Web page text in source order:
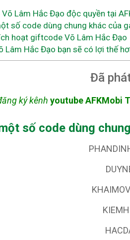
Lâm Hắc Đạo độc quyền tại
số code dùng chung khác của
hoạt giftcode Võ Lâm Hắc Đạo
Lâm Hắc Đạo bạn sẽ có lợi thế
Đã
ký kênh youtube AFKMobi
số code dùng